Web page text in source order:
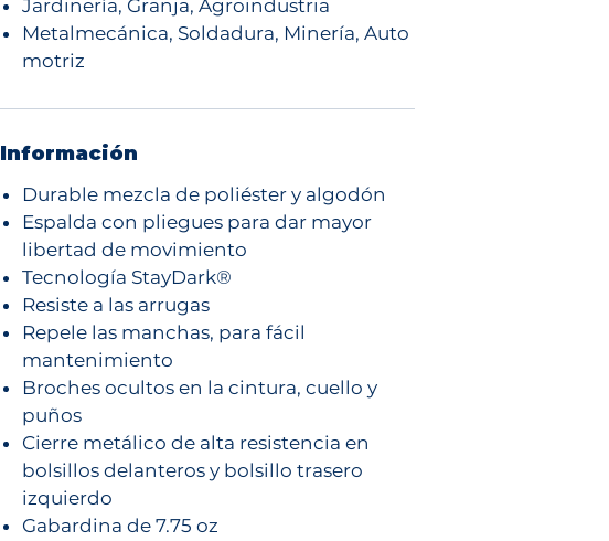
Jardinería, Granja, Agroindustria
Metalmecánica, Soldadura, Minería, Auto
motriz
Información
Durable mezcla de poliéster y algodón
Espalda con pliegues para dar mayor
libertad de movimiento
Tecnología StayDark®
Resiste a las arrugas
Repele las manchas, para fácil
mantenimiento
Broches ocultos en la cintura, cuello y
puños
Cierre metálico de alta resistencia en
bolsillos delanteros y bolsillo trasero
izquierdo
Gabardina de 7.75 oz